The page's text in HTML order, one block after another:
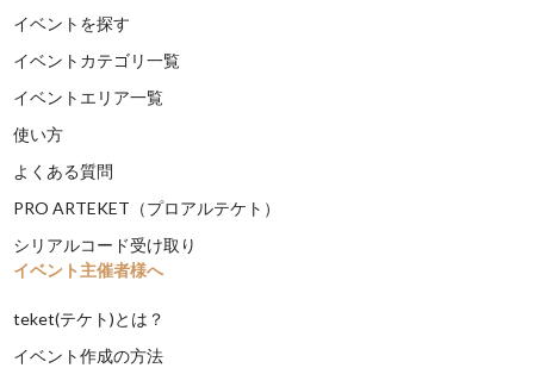
イベントを探す
イベントカテゴリ一覧
イベントエリア一覧
使い方
よくある質問
PRO ARTEKET（プロアルテケト）
シリアルコード受け取り
イベント主催者様へ
teket(テケト)とは？
イベント作成の方法